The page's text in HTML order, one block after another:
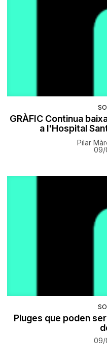
GRÀFIC Continua
a l'Hospital
Pilar
09/
Pluges que poden
09/